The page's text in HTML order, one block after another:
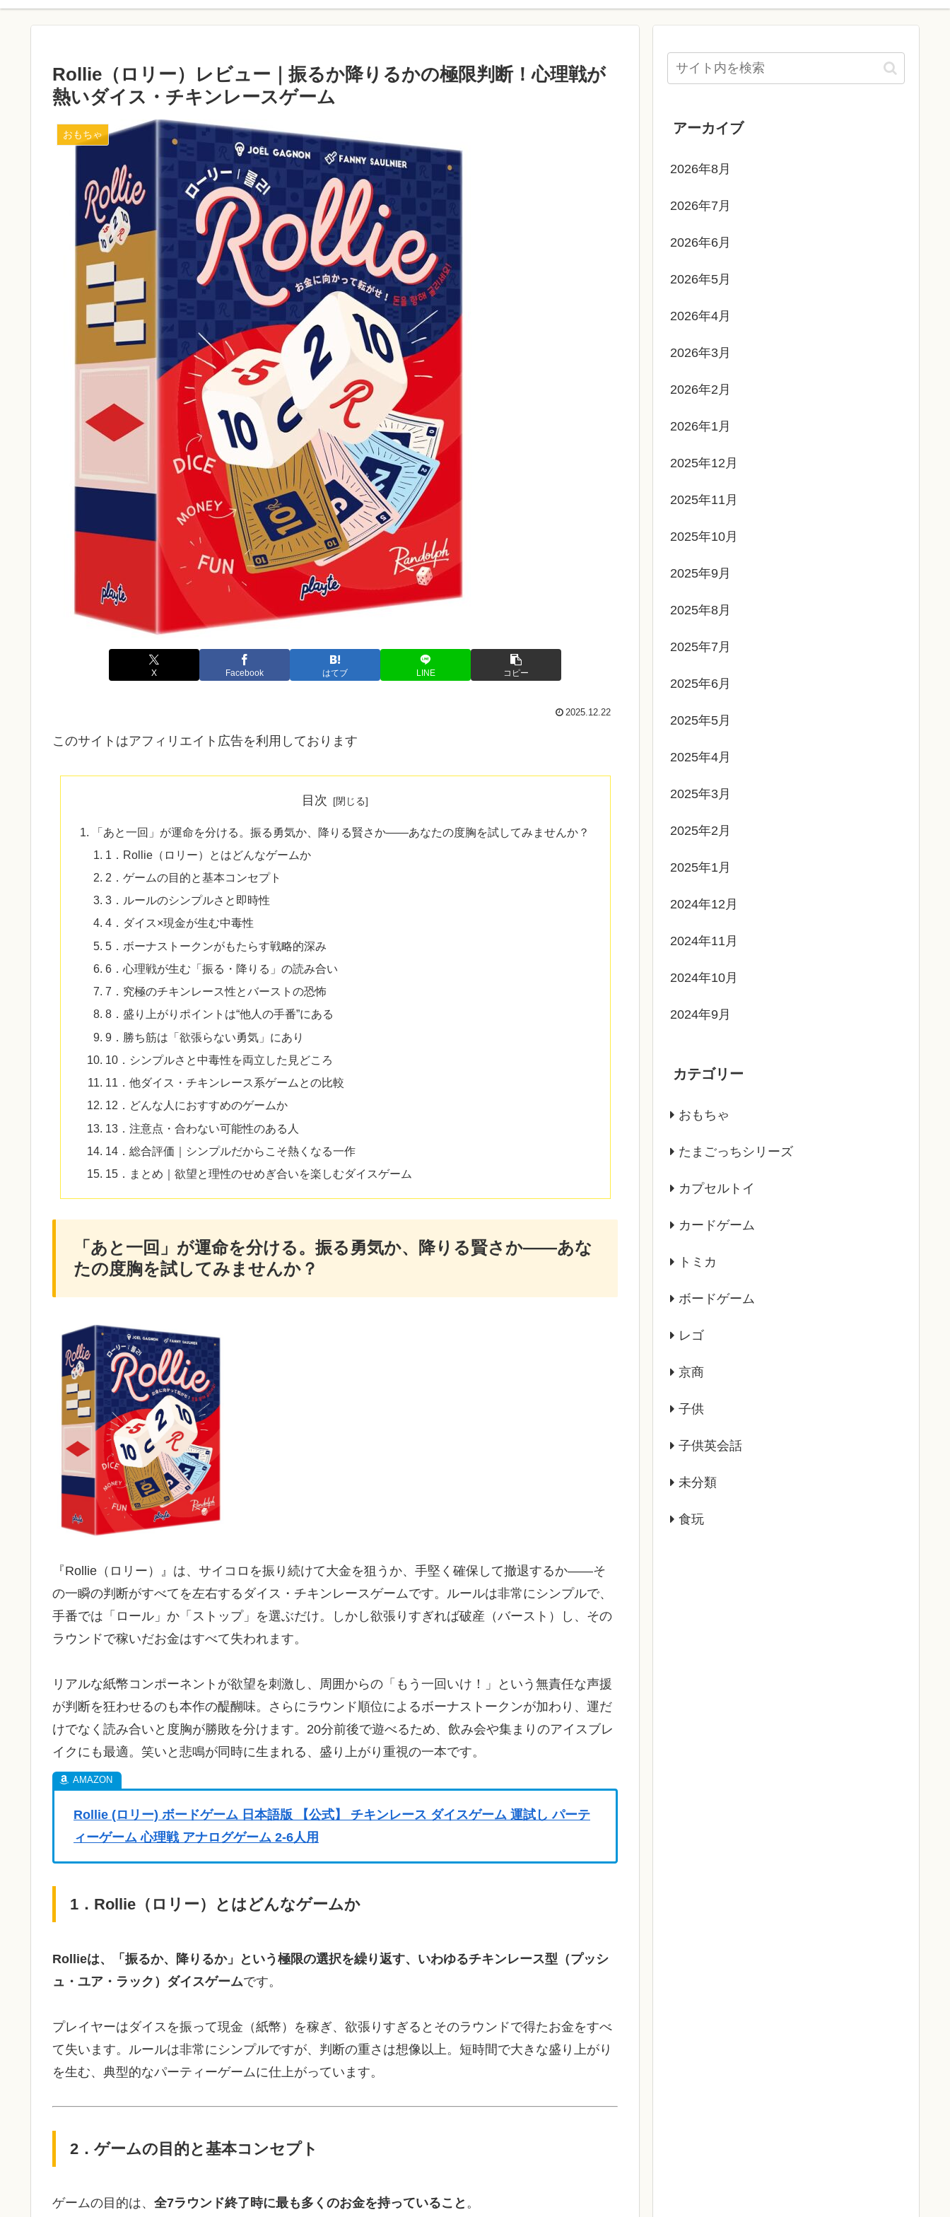
Rollie（ロリー）レビュー｜振るか降りるかの極限判断！心理戦が
熱いダイス・チキンレースゲーム
おもちゃ
X Facebook はてブ LINE コピー
2025.12.22
このサイトはアフィリエイト広告を利用しております
目次
「あと一回」が運命を分ける。振る勇気か、降りる賢さか――あなたの度胸を試してみませんか？
1．Rollie（ロリー）とはどんなゲームか
2．ゲームの目的と基本コンセプト
3．ルールのシンプルさと即時性
4．ダイス×現金が生む中毒性
5．ボーナストークンがもたらす戦略的深み
6．心理戦が生む「振る・降りる」の読み合い
7．究極のチキンレース性とバーストの恐怖
8．盛り上がりポイントは“他人の手番”にある
9．勝ち筋は「欲張らない勇気」にあり
10．シンプルさと中毒性を両立した見どころ
11．他ダイス・チキンレース系ゲームとの比較
12．どんな人におすすめのゲームか
13．注意点・合わない可能性のある人
14．総合評価｜シンプルだからこそ熱くなる一作
15．まとめ｜欲望と理性のせめぎ合いを楽しむダイスゲーム
「あと一回」が運命を分ける。振る勇気か、降りる賢さか――あな
たの度胸を試してみませんか？
『Rollie（ロリー）』は、サイコロを振り続けて大金を狙うか、手堅く確保して撤退するか――そ
の一瞬の判断がすべてを左右するダイス・チキンレースゲームです。ルールは非常にシンプルで、
手番では「ロール」か「ストップ」を選ぶだけ。しかし欲張りすぎれば破産（バースト）し、その
ラウンドで稼いだお金はすべて失われます。
リアルな紙幣コンポーネントが欲望を刺激し、周囲からの「もう一回いけ！」という無責任な声援
が判断を狂わせるのも本作の醍醐味。さらにラウンド順位によるボーナストークンが加わり、運だ
けでなく読み合いと度胸が勝敗を分けます。20分前後で遊べるため、飲み会や集まりのアイスブレ
イクにも最適。笑いと悲鳴が同時に生まれる、盛り上がり重視の一本です。
Rollie (ロリー) ボードゲーム 日本語版 【公式】 チキンレース ダイスゲーム 運試し パーテ
ィーゲーム 心理戦 アナログゲーム 2-6人用
1．Rollie（ロリー）とはどんなゲームか
Rollieは、「振るか、降りるか」という極限の選択を繰り返す、いわゆるチキンレース型（プッシ
ュ・ユア・ラック）ダイスゲームです。
プレイヤーはダイスを振って現金（紙幣）を稼ぎ、欲張りすぎるとそのラウンドで得たお金をすべ
て失います。ルールは非常にシンプルですが、判断の重さは想像以上。短時間で大きな盛り上がり
を生む、典型的なパーティーゲームに仕上がっています。
2．ゲームの目的と基本コンセプト
ゲームの目的は、 全7ラウンド終了時に最も多くのお金を持っていること 。
アーカイブ
2026年8月
2026年7月
2026年6月
2026年5月
2026年4月
2026年3月
2026年2月
2026年1月
2025年12月
2025年11月
2025年10月
2025年9月
2025年8月
2025年7月
2025年6月
2025年5月
2025年4月
2025年3月
2025年2月
2025年1月
2024年12月
2024年11月
2024年10月
2024年9月
カテゴリー
おもちゃ
たまごっちシリーズ
カプセルトイ
カードゲーム
トミカ
ボードゲーム
レゴ
京商
子供
子供英会話
未分類
食玩